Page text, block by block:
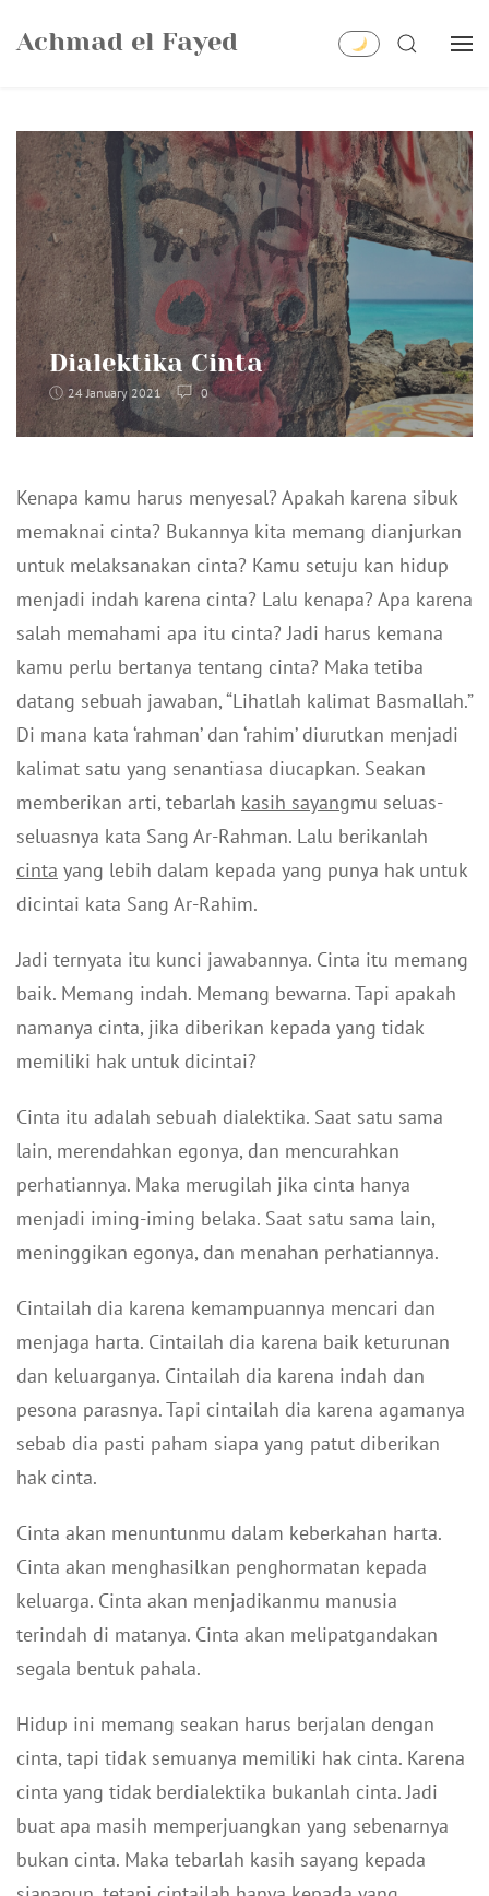
Achmad el Fayed SEARCH
Dialektika Cinta
24 January 2021 0
Kenapa kamu harus menyesal? Apakah karena sibuk
memaknai cinta? Bukannya kita memang dianjurkan
untuk melaksanakan cinta? Kamu setuju kan hidup
menjadi indah karena cinta? Lalu kenapa? Apa karena
salah memahami apa itu cinta? Jadi harus kemana
kamu perlu bertanya tentang cinta? Maka tetiba
datang sebuah jawaban, “Lihatlah kalimat Basmallah.”
Di mana kata ‘rahman’ dan ‘rahim’ diurutkan menjadi
kalimat satu yang senantiasa diucapkan. Seakan
memberikan arti, tebarlah kasih sayangmu seluas-
seluasnya kata Sang Ar-Rahman. Lalu berikanlah
cinta yang lebih dalam kepada yang punya hak untuk
dicintai kata Sang Ar-Rahim.
Jadi ternyata itu kunci jawabannya. Cinta itu memang
baik. Memang indah. Memang bewarna. Tapi apakah
namanya cinta, jika diberikan kepada yang tidak
memiliki hak untuk dicintai?
Cinta itu adalah sebuah dialektika. Saat satu sama
lain, merendahkan egonya, dan mencurahkan
perhatiannya. Maka merugilah jika cinta hanya
menjadi iming-iming belaka. Saat satu sama lain,
meninggikan egonya, dan menahan perhatiannya.
Cintailah dia karena kemampuannya mencari dan
menjaga harta. Cintailah dia karena baik keturunan
dan keluarganya. Cintailah dia karena indah dan
pesona parasnya. Tapi cintailah dia karena agamanya
sebab dia pasti paham siapa yang patut diberikan
hak cinta.
Cinta akan menuntunmu dalam keberkahan harta.
Cinta akan menghasilkan penghormatan kepada
keluarga. Cinta akan menjadikanmu manusia
terindah di matanya. Cinta akan melipatgandakan
segala bentuk pahala.
Hidup ini memang seakan harus berjalan dengan
cinta, tapi tidak semuanya memiliki hak cinta. Karena
cinta yang tidak berdialektika bukanlah cinta. Jadi
buat apa masih memperjuangkan yang sebenarnya
bukan cinta. Maka tebarlah kasih sayang kepada